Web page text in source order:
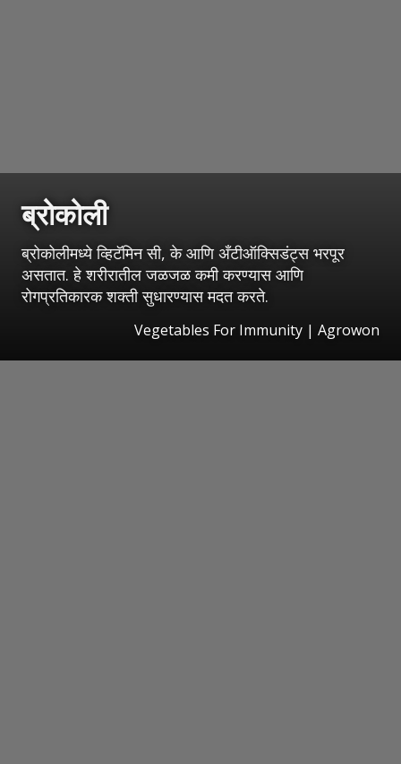
ब्रोकोली
ब्रोकोलीमध्ये व्हिटॅमिन सी, के आणि अँटीऑक्सिडंट्स भरपूर
असतात. हे शरीरातील जळजळ कमी करण्यास आणि
रोगप्रतिकारक शक्ती सुधारण्यास मदत करते.
Vegetables For Immunity | Agrowon